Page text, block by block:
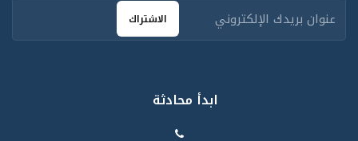
الاشتراك
ابدأ محادثة